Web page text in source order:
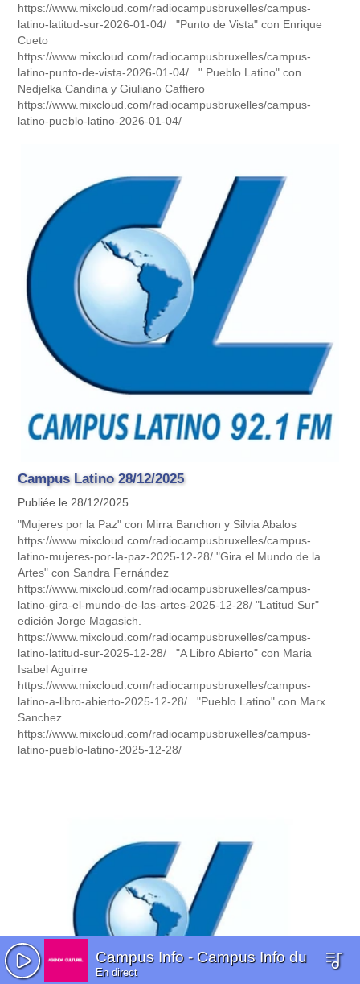
Campus Info - Campus Info du
En direct
https://www.mixcloud.com/radiocampusbruxelles/campus-
latino-latitud-sur-2026-01-04/ "Punto de Vista" con Enrique
Cueto
https://www.mixcloud.com/radiocampusbruxelles/campus-
latino-punto-de-vista-2026-01-04/ " Pueblo Latino" con
Nedjelka Candina y Giuliano Caffiero
https://www.mixcloud.com/radiocampusbruxelles/campus-
latino-pueblo-latino-2026-01-04/
Campus Latino 28/12/2025
Publiée le 28/12/2025
"Mujeres por la Paz" con Mirra Banchon y Silvia Abalos
https://www.mixcloud.com/radiocampusbruxelles/campus-
latino-mujeres-por-la-paz-2025-12-28/ "Gira el Mundo de la
Artes" con Sandra Fernández
https://www.mixcloud.com/radiocampusbruxelles/campus-
latino-gira-el-mundo-de-las-artes-2025-12-28/ "Latitud Sur"
edición Jorge Magasich.
https://www.mixcloud.com/radiocampusbruxelles/campus-
latino-latitud-sur-2025-12-28/ "A Libro Abierto" con Maria
Isabel Aguirre
https://www.mixcloud.com/radiocampusbruxelles/campus-
latino-a-libro-abierto-2025-12-28/ "Pueblo Latino" con Marx
Sanchez
https://www.mixcloud.com/radiocampusbruxelles/campus-
latino-pueblo-latino-2025-12-28/